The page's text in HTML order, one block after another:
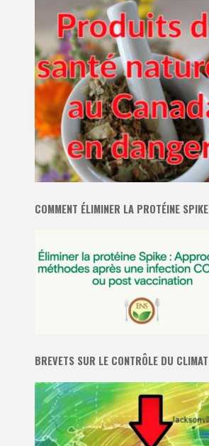
COMMENT ÉLIMINER LA PROTÉINE SPIKE
BREVETS SUR LE CONTRÔLE DU CLIMAT